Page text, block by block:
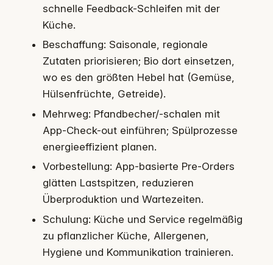
schnelle Feedback-Schleifen mit der
Küche.
Beschaffung: Saisonale, regionale
Zutaten priorisieren; Bio dort einsetzen,
wo es den größten Hebel hat (Gemüse,
Hülsenfrüchte, Getreide).
Mehrweg: Pfandbecher/-schalen mit
App-Check-out einführen; Spülprozesse
energieeffizient planen.
Vorbestellung: App-basierte Pre-Orders
glätten Lastspitzen, reduzieren
Überproduktion und Wartezeiten.
Schulung: Küche und Service regelmäßig
zu pflanzlicher Küche, Allergenen,
Hygiene und Kommunikation trainieren.